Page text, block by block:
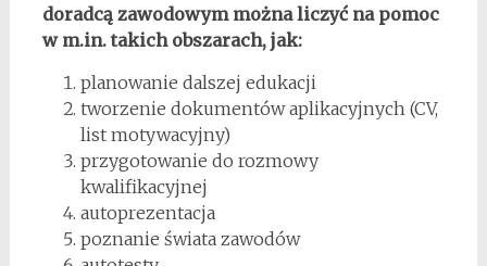
doradcą zawodowym można liczyć na pomoc
w m.in. takich obszarach, jak:
planowanie dalszej edukacji
tworzenie dokumentów aplikacyjnych (CV,
list motywacyjny)
przygotowanie do rozmowy
kwalifikacyjnej
autoprezentacja
poznanie świata zawodów